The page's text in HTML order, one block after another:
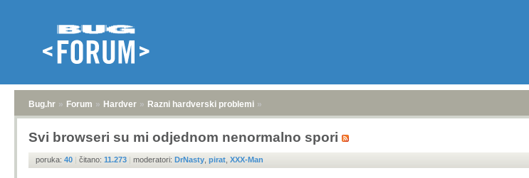
Bug.hr » Forum » Hardver » Razni hardverski problemi »
Svi browseri su mi odjednom nenormalno spori
poruka: 40 | čitano: 11.273 | moderatori: DrNasty pirat XXX-Man